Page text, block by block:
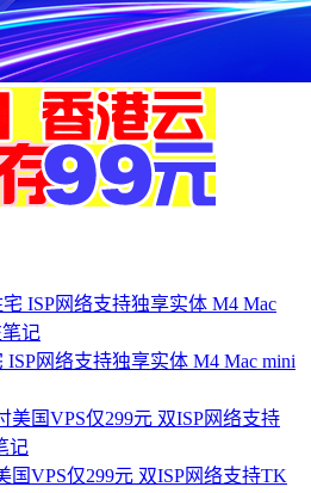
网络支持独享实体 M4 Mac mini
国VPS仅299元 双ISP网络支持TK